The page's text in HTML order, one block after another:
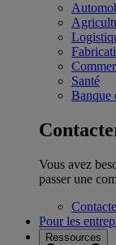
Santé
Banque
Vous avez
passer une
Pour les
Ressources